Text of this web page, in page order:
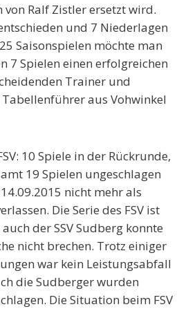
von Ralf Zistler ersetzt wird.
und 7 Niederlagen
Saisonspielen möchte man
7 Spielen einen erfolgreichen
Trainer und
aus Vohwinkel
10 Spiele in der Rückrunde,
19 Spielen ungeschlagen
nicht mehr als
Die Serie des FSV ist
der SSV Sudberg konnte
nicht brechen. Trotz einiger
war kein Leistungsabfall
die Sudberger wurden
Die Situation beim FSV